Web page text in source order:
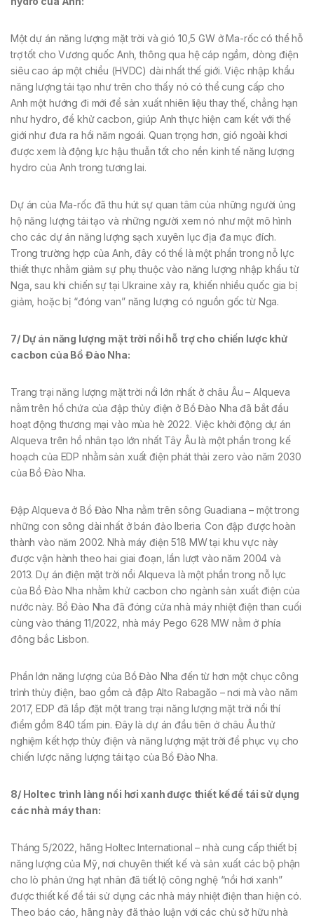
Một dự án năng lượng mặt trời và gió 10,5 GW ở Ma-rốc có thể hỗ
trợ tốt cho Vương quốc Anh, thông qua hệ cáp ngầm, dòng điện
siêu cao áp một chiều (HVDC) dài nhất thế giới. Việc nhập khẩu
năng lượng tái tạo như trên cho thấy nó có thể cung cấp cho
Anh một hướng đi mới để sản xuất nhiên liệu thay thế, chẳng hạn
như hydro, để khử cacbon, giúp Anh thực hiện cam kết với thế
giới như đưa ra hồi năm ngoái. Quan trọng hơn, gió ngoài khơi
được xem là động lực hậu thuẫn tốt cho nền kinh tế năng lượng
hydro của Anh trong tương lai.
Dự án của Ma-rốc đã thu hút sự quan tâm của những người ủng
hộ năng lượng tái tạo và những người xem nó như một mô hình
cho các dự án năng lượng sạch xuyên lục địa đa mục đích.
Trong trường hợp của Anh, đây có thể là một phần trong nỗ lực
thiết thực nhằm giảm sự phụ thuộc vào năng lượng nhập khẩu từ
Nga, sau khi chiến sự tại Ukraine xảy ra, khiến nhiều quốc gia bị
giảm, hoặc bị “đóng van” năng lượng có nguồn gốc từ Nga.
7/ Dự án năng lượng mặt trời nổi hỗ trợ cho chiến lược khử
cacbon của Bồ Đào Nha:
Trang trại năng lượng mặt trời nổi lớn nhất ở châu Âu – Alqueva
nằm trên hồ chứa của đập thủy điện ở Bồ Đào Nha đã bắt đầu
hoạt động thương mại vào mùa hè 2022. Việc khởi động dự án
Alqueva trên hồ nhân tạo lớn nhất Tây Âu là một phần trong kế
hoạch của EDP nhằm sản xuất điện phát thải zero vào năm 2030
của Bồ Đào Nha.
Đập Alqueva ở Bồ Đào Nha nằm trên sông Guadiana – một trong
những con sông dài nhất ở bán đảo Iberia. Con đập được hoàn
thành vào năm 2002. Nhà máy điện 518 MW tại khu vực này
được vận hành theo hai giai đoạn, lần lượt vào năm 2004 và
2013. Dự án điện mặt trời nổi Alqueva là một phần trong nỗ lực
của Bồ Đào Nha nhằm khử cacbon cho ngành sản xuất điện của
nước này. Bồ Đào Nha đã đóng cửa nhà máy nhiệt điện than cuối
cùng vào tháng 11/2022, nhà máy Pego 628 MW nằm ở phía
đông bắc Lisbon.
Phần lớn năng lượng của Bồ Đào Nha đến từ hơn một chục công
trình thủy điện, bao gồm cả đập Alto Rabagão – nơi mà vào năm
2017, EDP đã lắp đặt một trang trại năng lượng mặt trời nổi thí
điểm gồm 840 tấm pin. Đây là dự án đầu tiên ở châu Âu thử
nghiệm kết hợp thủy điện và năng lượng mặt trời để phục vụ cho
chiến lược năng lượng tái tạo của Bồ Đào Nha.
8/ Holtec trình làng nồi hơi xanh được thiết kế để tái sử dụng
các nhà máy than:
Tháng 5/2022, hãng Holtec International – nhà cung cấp thiết bị
năng lượng của Mỹ, nơi chuyên thiết kế và sản xuất các bộ phận
cho lò phản ứng hạt nhân đã tiết lộ công nghệ “nồi hơi xanh”
được thiết kế để tái sử dụng các nhà máy nhiệt điện than hiện có.
Theo báo cáo, hãng này đã thảo luận với các chủ sở hữu nhà